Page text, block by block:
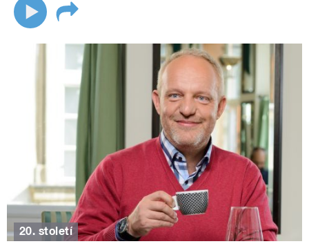
20. století